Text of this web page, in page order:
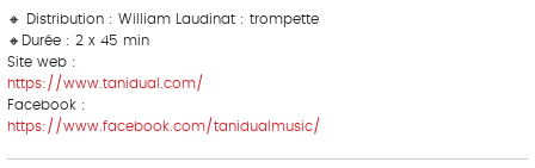
🔸 Distribution : William Laudinat : trompette
🔸Durée : 2 x 45 min
Site web :
https://www.tanidual.com/
Facebook :
https://www.facebook.com/tanidualmusic/